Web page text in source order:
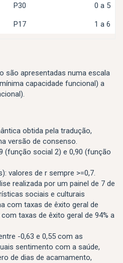
P30 0 a 5
P17 1 a 6
são apresentadas numa escala
capacidade funcional) a
obtida pela tradução,
versão de consenso.
(função social 2) e 0,90 (função
valores de r sempre >=0,7.
realizada por um painel de 7 de
sociais e culturais
com taxas de êxito geral de
taxas de êxito geral de 94% a
-0,63 e 0,55 com as
sentimento com a saúde,
de dias de acamamento,